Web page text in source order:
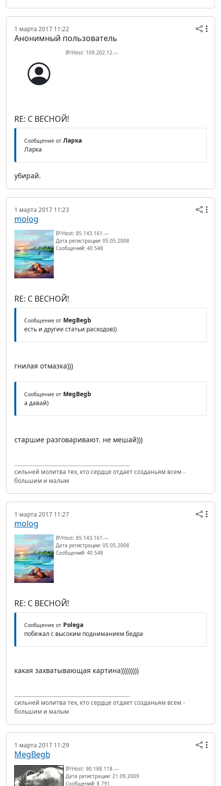
1 марта 2017 11:22
Анонимный пользователь
IP/Host: 109.202.12.---
RE: С ВЕСНОЙ!
Сообщение от Ларка
Ларка
убирай.
1 марта 2017 11:23
molog
IP/Host: 85.143.161.---
Дата регистрации: 05.05.2008
Сообщений: 40 548
RE: С ВЕСНОЙ!
Сообщение от MegBegb
есть и другие статьи расходов))
гнилая отмазка)))
Сообщение от MegBegb
а давай)
старшие разговаривают. не мешай)))
сильней молитва тех, кто сердце отдает созданьям всем -
большим и малым
1 марта 2017 11:27
molog
IP/Host: 85.143.161.---
Дата регистрации: 05.05.2008
Сообщений: 40 548
RE: С ВЕСНОЙ!
Сообщение от Polega
побежал с высоким подниманием бедра
какая захватывающая картина)))))))))
сильней молитва тех, кто сердце отдает созданьям всем -
большим и малым
1 марта 2017 11:29
MegBegb
IP/Host: 90.188.118.---
Дата регистрации: 21.09.2009
Сообщений: 8 791